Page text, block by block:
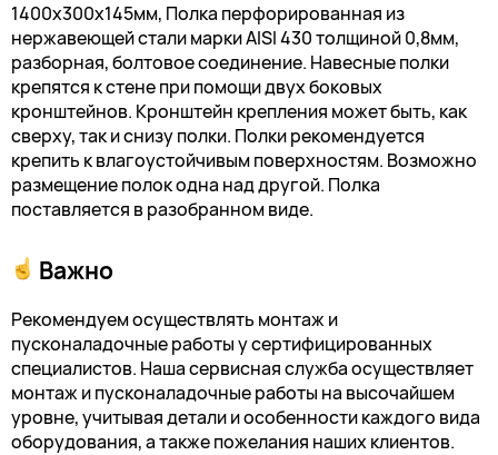
1400х300х145мм, Полка перфорированная из
нержавеющей стали марки AISI 430 толщиной 0,8мм,
разборная, болтовое соединение. Навесные полки
крепятся к стене при помощи двух боковых
кронштейнов. Кронштейн крепления может быть, как
сверху, так и снизу полки. Полки рекомендуется
крепить к влагоустойчивым поверхностям. Возможно
размещение полок одна над другой. Полка
поставляется в разобранном виде.
Важно
Рекомендуем осуществлять монтаж и
пусконаладочные работы у сертифицированных
специалистов. Наша сервисная служба осуществляет
монтаж и пусконаладочные работы на высочайшем
уровне, учитывая детали и особенности каждого вида
оборудования, а также пожелания наших клиентов.